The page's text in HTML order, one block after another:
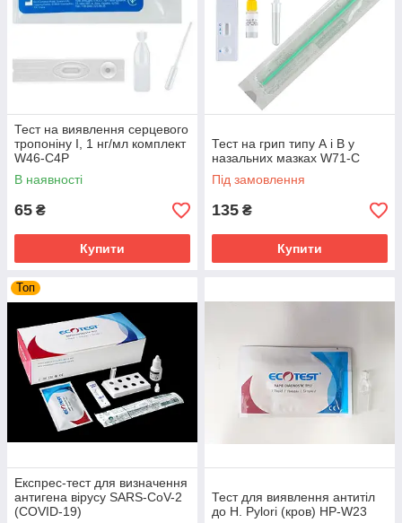
Тест на виявлення серцевого
тропоніну І, 1 нг/мл комплект
W46-C4P
В наявності
65 ₴
Купити
Тест на грип типу А і В у
назальних мазках W71-C
Під замовлення
135 ₴
Купити
Топ
Експрес-тест для визначення
антигена вірусу SARS-CoV-2
(COVID-19)
Тест для виявлення антитіл
до H. Pylori (кров) HP-W23